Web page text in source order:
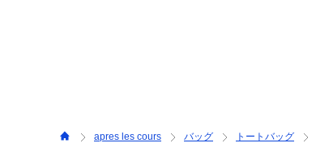
apres les cours バッグ トートバッグ